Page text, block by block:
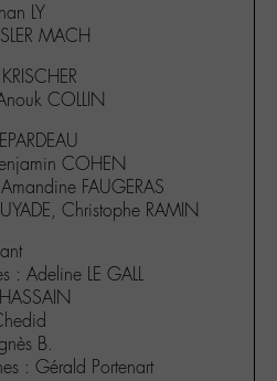
LY
MACH
COLLIN
COHEN
FAUGERAS
Christophe RAMIN
: Adeline LE GALL
B.
: Gérald Portenart